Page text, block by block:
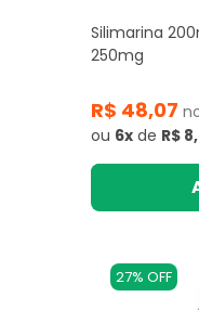
Silimarina
250mg
R$ 48,07
ou 6x de R$
27% OFF